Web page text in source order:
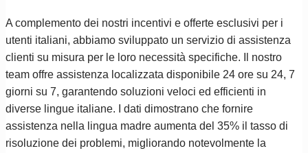
A complemento dei nostri incentivi e offerte esclusivi per i
utenti italiani, abbiamo sviluppato un servizio di assistenza
clienti su misura per le loro necessità specifiche. Il nostro
team offre assistenza localizzata disponibile 24 ore su 24, 7
giorni su 7, garantendo soluzioni veloci ed efficienti in
diverse lingue italiane. I dati dimostrano che fornire
assistenza nella lingua madre aumenta del 35% il tasso di
risoluzione dei problemi, migliorando notevolmente la